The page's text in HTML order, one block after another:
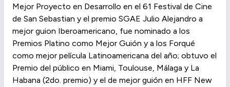
Mejor Proyecto en Desarrollo en el 61 Festival de Cine
de San Sebastian y el premio SGAE Julio Alejandro a
mejor guion Iberoamericano, fue nominado a los
Premios Platino como Mejor Guión y a los Forqué
como mejor película Latinoamericana del año; obtuvo el
Premio del público en Miami, Toulouse, Málaga y La
Habana (2do. premio) y el de mejor guión en HFF New